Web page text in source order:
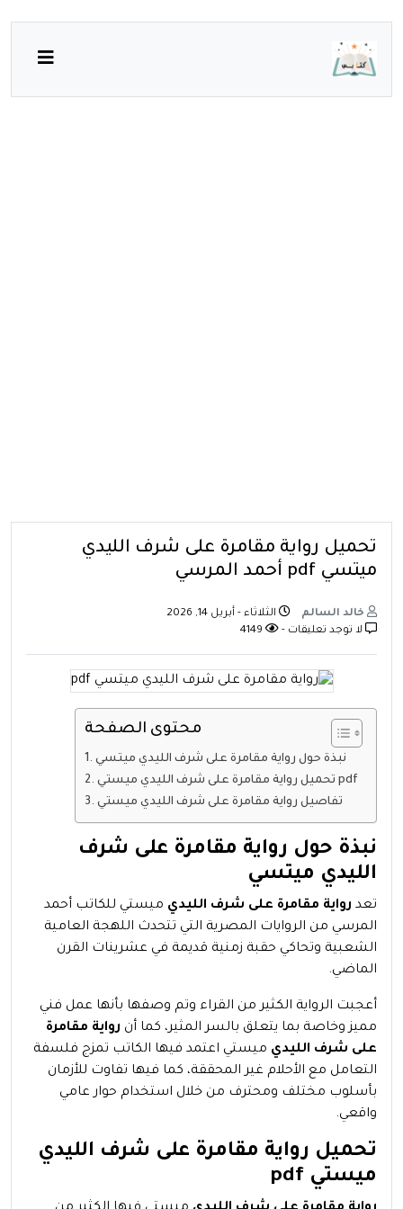
تحميل رواية مقامرة على شرف الليدي
ميتسي pdf أحمد المرسي
خالد السالم
الثلاثاء - أبريل 14, 2026
لا توجد تعليقات -
محتوى الصفحة
تحميل رواية مقامرة على شرف الليدي ميستي pdf
تفاصيل رواية مقامرة على شرف الليدي ميستي
نبذة حول رواية مقامرة على شرف
الليدي ميتسي
تعد رواية مقامرة على شرف الليدي ميستي للكاتب أحمد
المرسي من الروايات المصرية التي تتحدث اللهجة العامية
الشعبية وتحاكي حقبة زمنية قديمة في عشرينات القرن
الماضي.
أعجبت الرواية الكثير من القراء وتم وصفها بأنها عمل فني
مميز وخاصة بما يتعلق بالسر المثير، كما أن رواية مقامرة
على شرف الليدي ميستي اعتمد فيها الكاتب تمزج فلسفة
التعامل مع الأحلام غير المحققة، كما فيها تفاوت للأزمان
بأسلوب مختلف ومحترف من خلال استخدام حوار عامي
واقعي.
تحميل رواية مقامرة على شرف الليدي
ميستي pdf